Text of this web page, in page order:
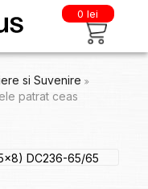
0 lei
si Suvenire
patrat ceas